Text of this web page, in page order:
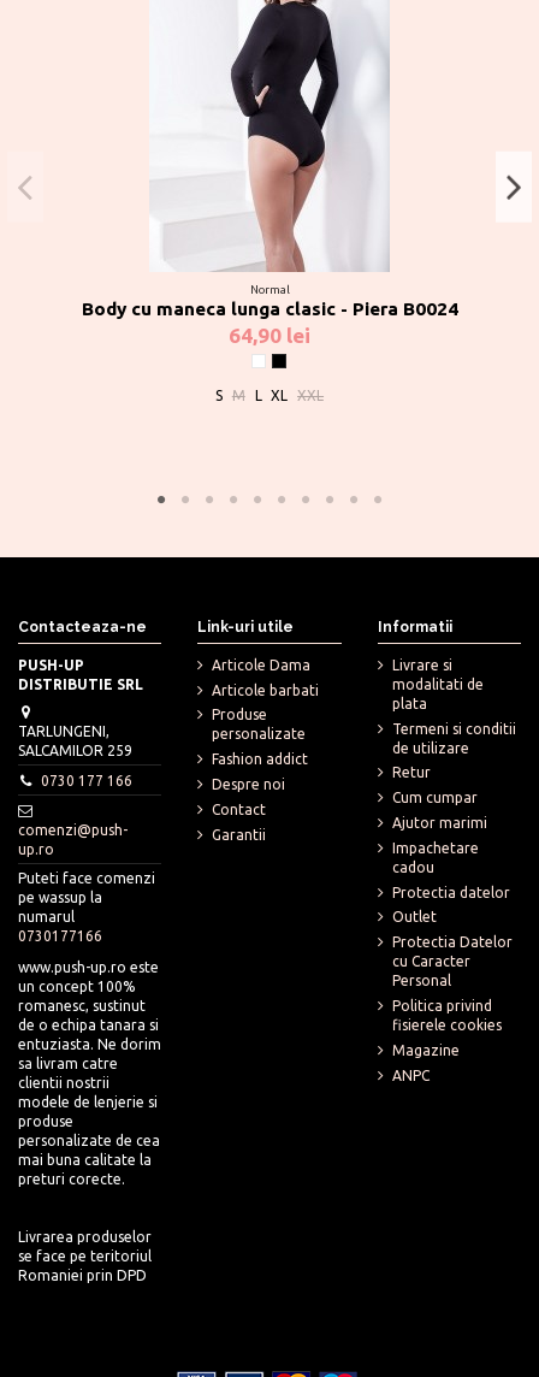
Normal
Body cu maneca lunga clasic - Piera B0024
64,90 lei
AlbNegru
S
M L XL XXL
Contacteaza-ne
PUSH-UP
DISTRIBUTIE SRL
TARLUNGENI,
SALCAMILOR 259
0730 177 166
comenzi@push-
up.ro
Puteti face comenzi
pe wassup la
numarul
0730177166
www.push-up.ro este
un concept 100%
romanesc, sustinut
de o echipa tanara si
entuziasta. Ne dorim
sa livram catre
clientii nostrii
modele de lenjerie si
produse
personalizate de cea
mai buna calitate la
preturi corecte.
Livrarea produselor
se face pe teritoriul
Romaniei prin DPD
Link-uri utile
Articole Dama
Articole barbati
Produse
personalizate
Fashion addict
Despre noi
Contact
Garantii
Informatii
Livrare si
modalitati de
plata
Termeni si conditii
de utilizare
Retur
Cum cumpar
Ajutor marimi
Impachetare
cadou
Protectia datelor
Outlet
Protectia Datelor
cu Caracter
Personal
Politica privind
fisierele cookies
Magazine
ANPC